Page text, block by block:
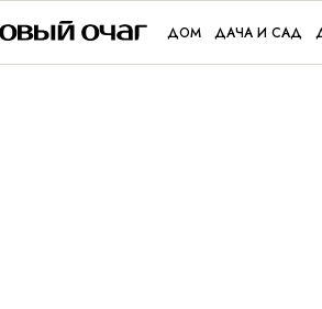
ДОМ ДАЧА И САД